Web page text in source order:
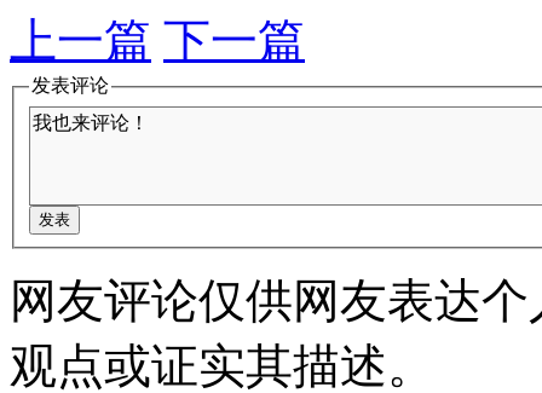
上一篇 下一篇
发表评论
网友评论仅供网友表达
观点或证实其描述。